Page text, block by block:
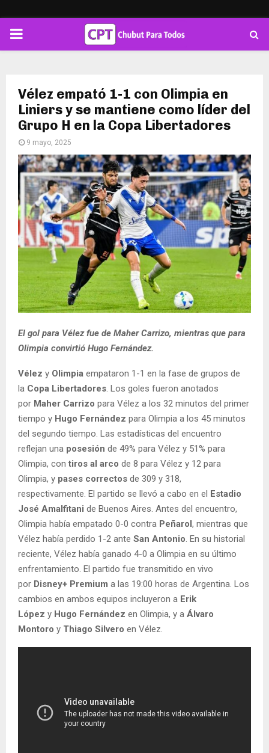
PRIMARY
Vélez empató 1-1 con Olimpia en
Liniers y se mantiene como líder del
Grupo H en la Copa Libertadores
9 mayo, 2025
El gol para Vélez fue de Maher Carrizo, mientras que para
Olimpia convirtió Hugo Fernández.
Vélez y Olimpia empataron 1-1 en la fase de grupos de
la Copa Libertadores. Los goles fueron anotados
por Maher Carrizo para Vélez a los 32 minutos del primer
tiempo y Hugo Fernández para Olimpia a los 45 minutos
del segundo tiempo. Las estadísticas del encuentro
reflejan una posesión de 49% para Vélez y 51% para
Olimpia, con tiros al arco de 8 para Vélez y 12 para
Olimpia, y pases correctos de 309 y 318,
respectivamente. El partido se llevó a cabo en el Estadio
José Amalfitani de Buenos Aires. Antes del encuentro,
Olimpia había empatado 0-0 contra Peñarol, mientras que
Vélez había perdido 1-2 ante San Antonio. En su historial
reciente, Vélez había ganado 4-0 a Olimpia en su último
enfrentamiento. El partido fue transmitido en vivo
por Disney+ Premium a las 19:00 horas de Argentina. Los
cambios en ambos equipos incluyeron a Erik
López y Hugo Fernández en Olimpia, y a Álvaro
Montoro y Thiago Silvero en Vélez.